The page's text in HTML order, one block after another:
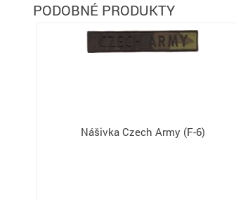
PODOBNÉ PRODUKTY
Nášivka Czech Army (F-6)